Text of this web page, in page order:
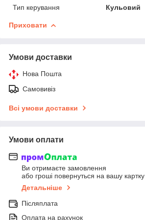
Тип керування
Кульовий
Приховати
Умови доставки
Нова Пошта
Самовивіз
Всі умови доставки
Умови оплати
Ви отримаєте замовлення
або гроші повернуться на вашу картку
Детальніше
Післяплата
Оплата на рахунок